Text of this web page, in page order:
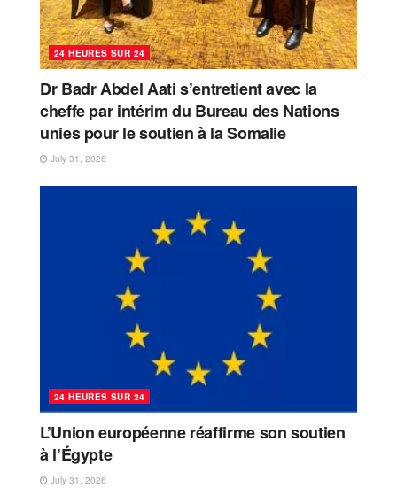
24 HEURES SUR 24
Dr Badr Abdel Aati s’entretient avec la
cheffe par intérim du Bureau des Nations
unies pour le soutien à la Somalie
July 31, 2026
24 HEURES SUR 24
L’Union européenne réaffirme son soutien
à l’Égypte
July 31, 2026